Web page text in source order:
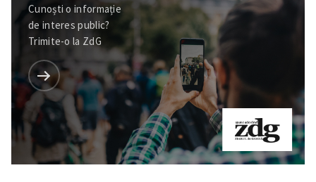
Cunoști o informație
de interes public?
Trimite-o la ZdG